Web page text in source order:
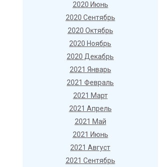
2020 Июнь
2020 Сентябрь
2020 Октябрь
2020 Ноябрь
2020 Декабрь
2021 Январь
2021 Февраль
2021 Март
2021 Апрель
2021 Май
2021 Июнь
2021 Август
2021 Сентябрь